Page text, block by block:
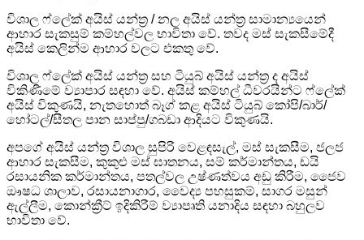
විශාල ෆ්ලේක් අයිස් යන්ත්‍ර / නල අයිස් යන්ත්‍ර සාමාන්‍යයෙන්
ආහාර සැකසුම් කම්හල්වල භාවිතා වේ. තවද මස් සැකසීමේදී
අයිස් කෙලින්ම ආහාර වලට එකතු වේ.
විශාල ෆ්ලේක් අයිස් යන්ත්‍ර සහ ටියුබ් අයිස් යන්ත්‍ර ද අයිස්
විකිණීමේ ව්‍යාපාර සඳහා වේ. අයිස් කම්හල් ධීවරයින්ට ෆ්ලේක්
අයිස් විකුණයි, නැතහොත් බෑග් කළ අයිස් ටියුබ් කෝපි/බාර්/
හෝටල්/සීතල පාන සාප්පු/ගබඩා ආදියට විකුණයි.
අපගේ අයිස් යන්ත්‍ර විශාල සුපිරි වෙළඳසැල්, මස් සැකසීම, ජලජ
ආහාර සැකසීම, කුකුළු මස් ඝාතනය, සම් කර්මාන්තය, ඩයි
රසායනික කර්මාන්තය, පතල්වල උෂ්ණත්වය අඩු කිරීම, ජෛව
ඖෂධ ශාලාව, රසායනාගාර, වෛද්‍ය පහසුකම්, සාගර මසුන්
ඇල්ලීම, කොන්ක්‍රීට් ඉදිකිරීම් ව්‍යාපෘති යනාදිය සඳහා බහුලව
භාවිතා වේ.